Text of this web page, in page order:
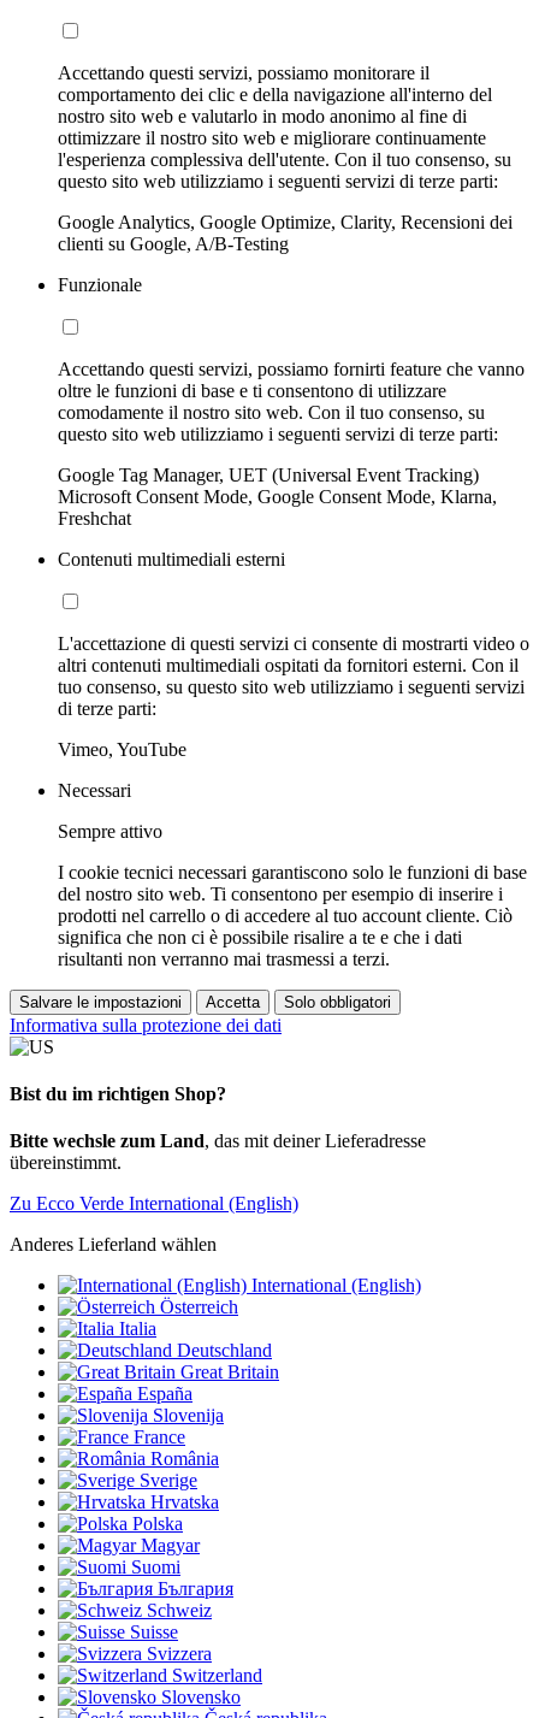
Accettando questi servizi, possiamo monitorare il
comportamento dei clic e della navigazione all'interno del
nostro sito web e valutarlo in modo anonimo al fine di
ottimizzare il nostro sito web e migliorare continuamente
l'esperienza complessiva dell'utente. Con il tuo consenso, su
questo sito web utilizziamo i seguenti servizi di terze parti:
Google Analytics, Google Optimize, Clarity, Recensioni dei
clienti su Google, A/B-Testing
Funzionale
Accettando questi servizi, possiamo fornirti feature che vanno
oltre le funzioni di base e ti consentono di utilizzare
comodamente il nostro sito web. Con il tuo consenso, su
questo sito web utilizziamo i seguenti servizi di terze parti:
Google Tag Manager, UET (Universal Event Tracking)
Microsoft Consent Mode, Google Consent Mode, Klarna,
Freshchat
Contenuti multimediali esterni
L'accettazione di questi servizi ci consente di mostrarti video o
altri contenuti multimediali ospitati da fornitori esterni. Con il
tuo consenso, su questo sito web utilizziamo i seguenti servizi
di terze parti:
Vimeo, YouTube
Necessari
Sempre attivo
I cookie tecnici necessari garantiscono solo le funzioni di base
del nostro sito web. Ti consentono per esempio di inserire i
prodotti nel carrello o di accedere al tuo account cliente. Ciò
significa che non ci è possibile risalire a te e che i dati
risultanti non verranno mai trasmessi a terzi.
Salvare le impostazioni Accetta Solo obbligatori
Informativa sulla protezione dei dati
Bist du im richtigen Shop?
Bitte wechsle zum Land, das mit deiner Lieferadresse
übereinstimmt.
Zu Ecco Verde International (English)
Anderes Lieferland wählen
International (English)
Österreich
Italia
Deutschland
Great Britain
España
Slovenija
France
România
Sverige
Hrvatska
Polska
Magyar
Suomi
България
Schweiz
Suisse
Svizzera
Switzerland
Slovensko